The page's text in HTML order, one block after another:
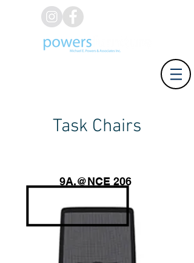
Task Chairs
9A.@NCE 206